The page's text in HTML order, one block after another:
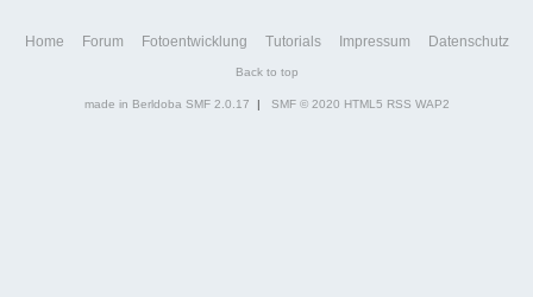
Home Forum Fotoentwicklung Tutorials Impressum Datenschutz
Back to top
made in Berldoba SMF 2.0.17 | SMF © 2020 HTML5 RSS WAP2